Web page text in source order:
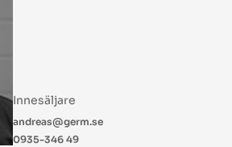
Innesäljare
andreas@germ.se
0935-346 49